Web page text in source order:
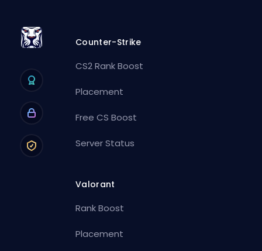
Counter-Strike
CS2 Rank Boost
Placement
Free CS Boost
Server Status
Valorant
Rank Boost
Placement